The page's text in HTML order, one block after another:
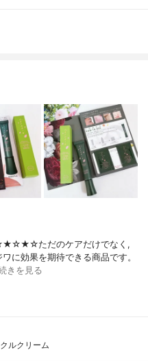
ただのケアだけでなく,
に効果を期待できる商品です。
きを見る
ルクリーム